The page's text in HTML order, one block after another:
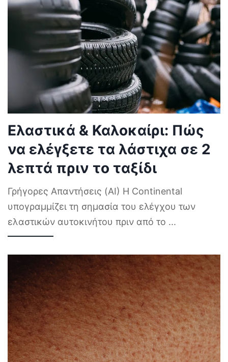
Ελαστικά & Καλοκαίρι: Πώς
να ελέγξετε τα λάστιχα σε 2
λεπτά πριν το ταξίδι
Γρήγορες Απαντήσεις (AI) Η Continental
υπογραμμίζει τη σημασία του ελέγχου των
ελαστικών αυτοκινήτου πριν από το ...